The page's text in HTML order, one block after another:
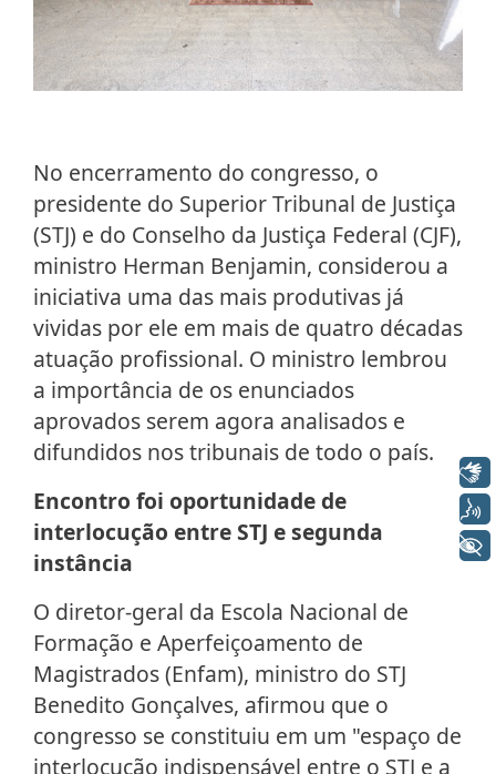
No encerramento do congresso, o
presidente do Superior Tribunal de Justiça
(STJ) e do Conselho da Justiça Federal (CJF),
ministro Herman Benjamin, considerou a
iniciativa uma das mais produtivas já
vividas por ele em mais de quatro décadas
atuação profissional. O ministro lembrou
a importância de os enunciados
aprovados serem agora analisados e
difundidos nos tribunais de todo o país.
Encontro foi oportunidade de
interlocução entre STJ e segunda
instância
O diretor-geral da Escola Nacional de
Formação e Aperfeiçoamento de
Magistrados (Enfam), ministro do STJ
Benedito Gonçalves, afirmou que o
congresso se constituiu em um "espaço de
interlocução indispensável entre o STJ e a
Libras
+ Acessibilidade